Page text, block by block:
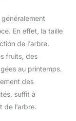
généralement
En effet, la taille
de l’arbre.
fruits, des
au printemps.
des
suffit à
de l’arbre.